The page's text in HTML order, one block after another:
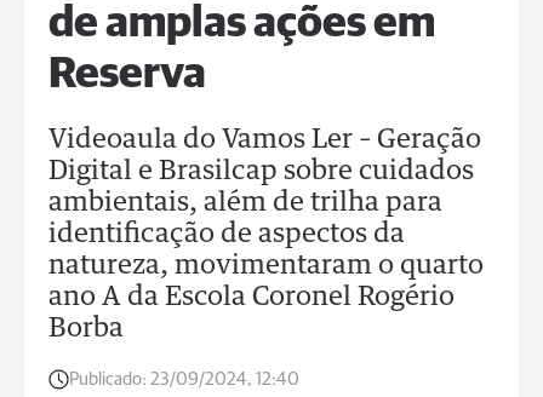
de amplas ações em
Reserva
Videoaula do Vamos Ler – Geração
Digital e Brasilcap sobre cuidados
ambientais, além de trilha para
identificação de aspectos da
natureza, movimentaram o quarto
ano A da Escola Coronel Rogério
Borba
Publicado: 23/09/2024, 12:40